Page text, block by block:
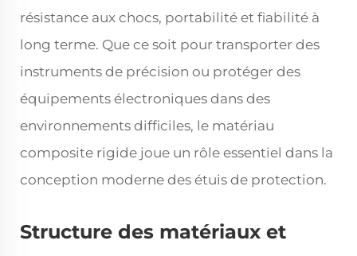
résistance aux chocs, portabilité et fiabilité à
long terme. Que ce soit pour transporter des
instruments de précision ou protéger des
équipements électroniques dans des
environnements difficiles, le matériau
composite rigide joue un rôle essentiel dans la
conception moderne des étuis de protection.
Structure des matériaux et